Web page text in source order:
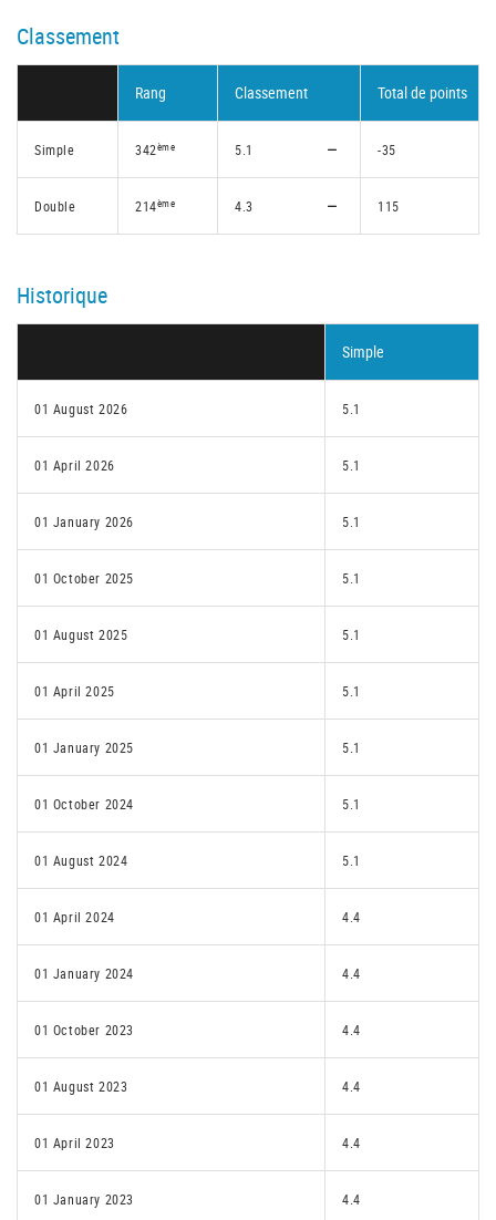
Classement
Rang Classement Total de points
Simple 342ème 5.1 -35
Double 214ème 4.3 115
Historique
Simple
01 August 2026 5.1
01 April 2026 5.1
01 January 2026 5.1
01 October 2025 5.1
01 August 2025 5.1
01 April 2025 5.1
01 January 2025 5.1
01 October 2024 5.1
01 August 2024 5.1
01 April 2024 4.4
01 January 2024 4.4
01 October 2023 4.4
01 August 2023 4.4
01 April 2023 4.4
01 January 2023 4.4